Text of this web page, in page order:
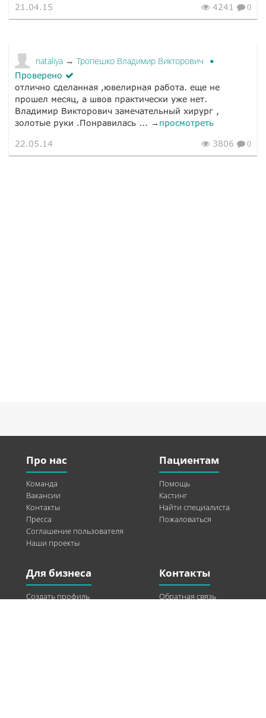
21.04.15 4241 0
nataliya → Тропешко Владимир Викторович
Проверено
oтлично сделанная ,ювелирная работа. еще не
прошел месяц, а швов практически уже нет.
Владимир Викторович замечательный хирург ,
золотые руки .Понравилась ... → просмотреть
22.05.14 3806 0
Про нас
Команда
Вакансии
Контакты
Пресса
Соглашение пользователя
Наши проекты
Пациентам
Помощь
Кастинг
Найти специалиста
Пожаловаться
Для бизнеса
Создать профиль
Контакты
Обратная связь